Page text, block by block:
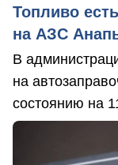
Топливо
на АЗС
В
на
состоянию на